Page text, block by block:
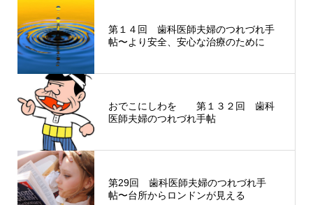
第１４回 歯科医師夫婦のつれづれ手
帖〜より安全、安心な治療のために
おでこにしわを 第１３２回 歯科
医師夫婦のつれづれ手帖
第29回 歯科医師夫婦のつれづれ手
帖〜台所からロンドンが見える